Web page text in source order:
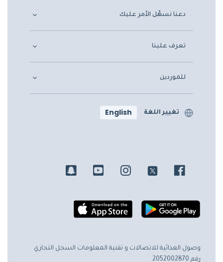
دعنا نسهّل الأمر عليك
تعرف علينا
للموردين
تغيير اللغة English
وصول الغذائية للاتصالات و تقنية المعلومات السجل التجاري
رقم 2052002870